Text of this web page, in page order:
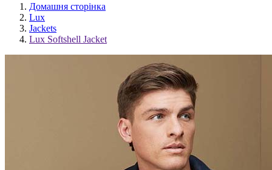
Домашня сторінка
Lux
Jackets
Lux Softshell Jacket